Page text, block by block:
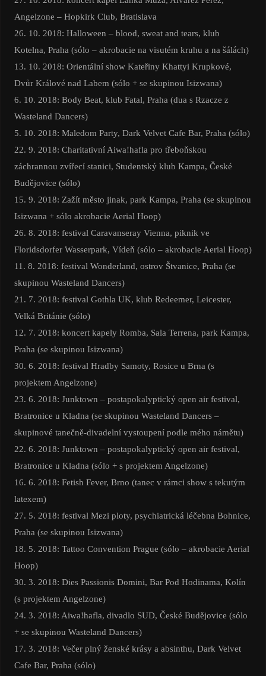
Angelzone – Hopkirk Club, Bratislava
26. 10. 2018: Halloween – blood, sweat and tears, klub
Kotelna, Praha (sólo – akrobacie na visutém kruhu a na šálách)
13. 10. 2018: Orientální show Kateřiny Khattyi Krupkové,
Dvůr Králové nad Labem (sólo + se skupinou Isizwana)
6. 10. 2018: Body Beat, klub Fatal, Praha (dua s Rzacze z
Wasteland Dancers)
5. 10. 2018: Maledom Party, Dark Velvet Cafe Bar, Praha (sólo)
22. 9. 2018: Charitativní Aiwa!hafla pro třeboňskou
záchrannou zvířecí stanici, Studentský klub Kampa, České
Budějovice (sólo)
15. 9. 2018: Zažít město jinak, park Kampa, Praha (se skupinou
Isizwana + sólo akrobacie Aerial Hoop)
26. 8. 2018: festival Caravanseray Vienna, piknik ve
Floridsdorfer Wasserpark, Vídeň (sólo – akrobacie Aerial Hoop)
11. 8. 2018: festival Wonderland, ostrov Štvanice, Praha (se
skupinou Wasteland Dancers)
21. 7. 2018: festival Gothla UK, klub Redeemer, Leicester,
Velká Británie (sólo)
12. 7. 2018: koncert kapely Romba, Sala Terrena, park Kampa,
Praha (se skupinou Isizwana)
30. 6. 2018: festival Hradby Samoty, Rosice u Brna (s
projektem Angelzone)
23. 6. 2018: Junktown – postapokalyptický open air festival,
Bratronice u Kladna (se skupinou Wasteland Dancers –
skupinové tanečně-divadelní vystoupení podle mého námětu)
22. 6. 2018: Junktown – postapokalyptický open air festival,
Bratronice u Kladna (sólo + s projektem Angelzone)
16. 6. 2018: Fetish Fever, Brno (tanec v rámci show s tekutým
latexem)
27. 5. 2018: festival Mezi ploty, psychiatrická léčebna Bohnice,
Praha (se skupinou Isizwana)
18. 5. 2018: Tattoo Convention Prague (sólo – akrobacie Aerial
Hoop)
30. 3. 2018: Dies Passionis Domini, Bar Pod Hodinama, Kolín
(s projektem Angelzone)
24. 3. 2018: Aiwa!hafla, divadlo SUD, České Budějovice (sólo
+ se skupinou Wasteland Dancers)
17. 3. 2018: Večer plný ženské krásy a absinthu, Dark Velvet
Cafe Bar, Praha (sólo)